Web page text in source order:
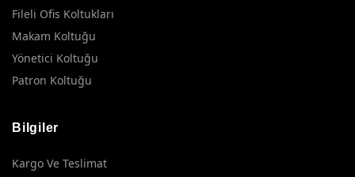
Fileli Ofis Koltukları
Makam Koltuğu
Yönetici Koltuğu
Patron Koltuğu
Bilgiler
Kargo Ve Teslimat